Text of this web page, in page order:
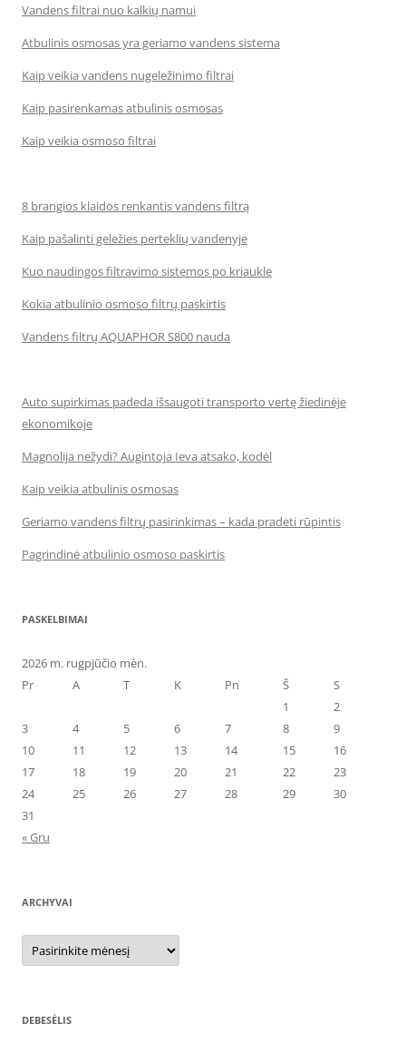
Vandens filtrai nuo kalkių namui
Atbulinis osmosas yra geriamo vandens sistema
Kaip veikia vandens nugeležinimo filtrai
Kaip pasirenkamas atbulinis osmosas
Kaip veikia osmoso filtrai
8 brangios klaidos renkantis vandens filtrą
Kaip pašalinti geležies perteklių vandenyje
Kuo naudingos filtravimo sistemos po kriaukle
Kokia atbulinio osmoso filtrų paskirtis
Vandens filtrų AQUAPHOR S800 nauda
Auto supirkimas padeda išsaugoti transporto vertę žiedinėje
ekonomikoje
Magnolija nežydi? Augintoja Ieva atsako, kodėl
Kaip veikia atbulinis osmosas
Geriamo vandens filtrų pasirinkimas – kada pradėti rūpintis
Pagrindinė atbulinio osmoso paskirtis
PASKELBIMAI
2026 m. rugpjūčio mėn.
Pr
A T K Pn Š
S
1
2
3
4 5 6 7 8
9
10
11 12 13 14 15
16
17
18 19 20 21 22
23
24
25 26 27 28 29
30
31
« Gru
ARCHYVAI
Archyvai
DEBESĖLIS